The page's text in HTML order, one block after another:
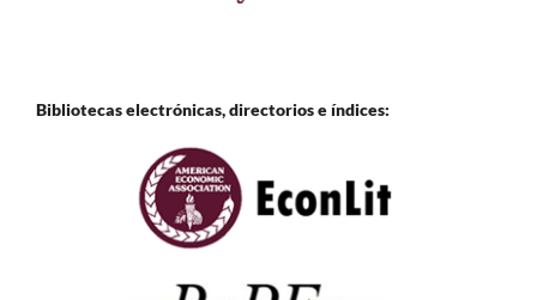
Bibliotecas electrónicas, directorios e índices: